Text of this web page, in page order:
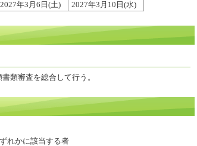
2027年3月6日(土) 2027年3月10日(水)
類審査を総合して行う。
れかに該当する者